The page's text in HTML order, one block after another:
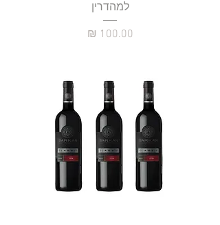
למהדרין
מחיר